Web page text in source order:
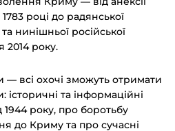
році до радянської
нинішньої російської
2014 року.
— всі охочі зможуть отримати
історичні та інформаційні
року, про боротьбу
до Криму та про сучасні